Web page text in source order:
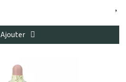
Ajouter